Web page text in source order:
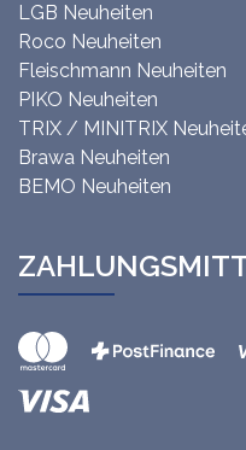
LGB Neuheiten
Roco Neuheiten
Fleischmann Neuheiten
PIKO Neuheiten
TRIX / MINITRIX
Brawa Neuheiten
BEMO Neuheiten